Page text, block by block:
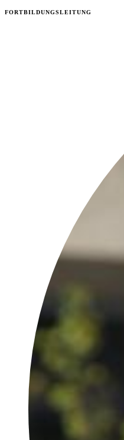
FORTBILDUNGSLEITUNG